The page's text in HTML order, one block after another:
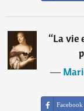
“La vie
―
Facebook